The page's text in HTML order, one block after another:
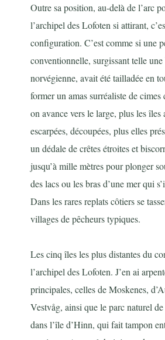
Outre sa position, au-delà de l’arc
l’archipel des Lofoten si attirant,
configuration. C’est comme si une
conventionnelle, surgissant telle
norvégienne, avait été tailladée en
former un amas surréaliste de cimes
on avance vers le large, plus les îles
escarpées, découpées, plus elles
un dédale de crêtes étroites et
jusqu’à mille mètres pour plonger
des lacs ou les bras d’une mer qui
Dans les rares replats côtiers se
villages de pêcheurs typiques.
Les cinq îles les plus distantes du
l’archipel des Lofoten. J’en ai
principales, celles de Moskenes,
Vestvåg, ainsi que le parc naturel
dans l’île d’Hinn, qui fait tampon